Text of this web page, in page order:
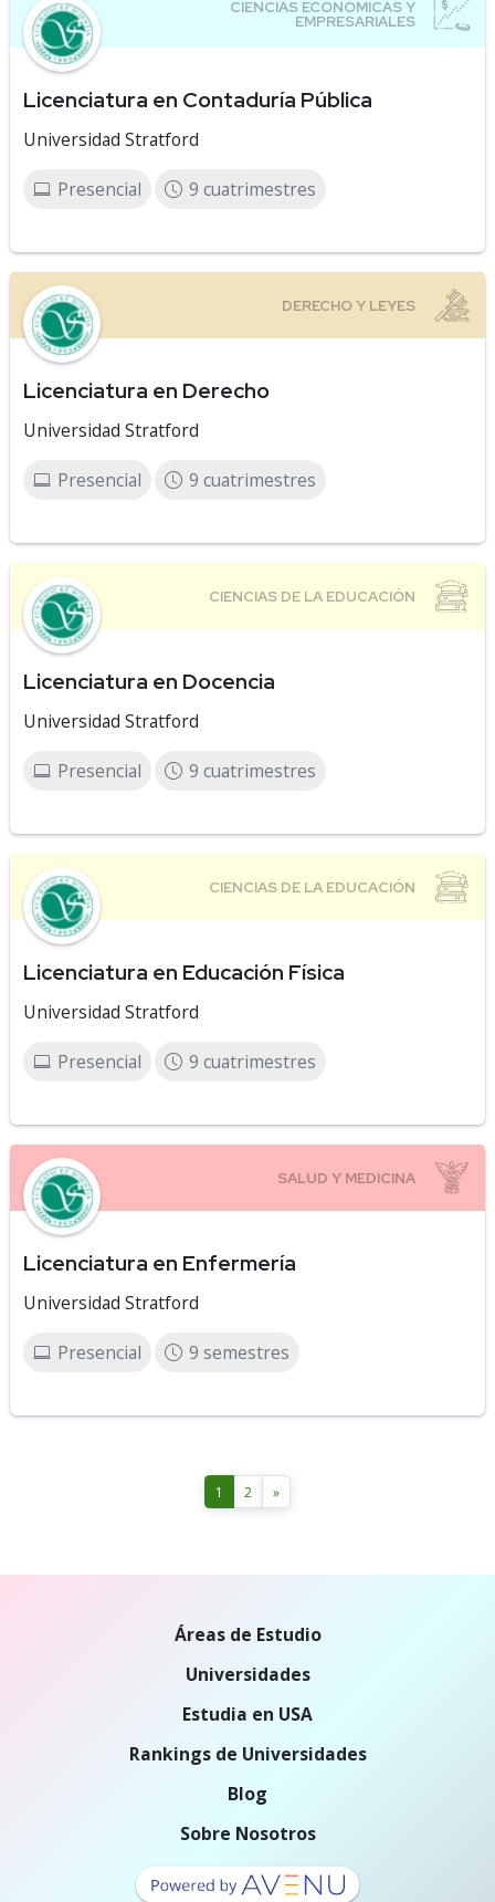
Licenciatura en Contaduría Pública
Universidad Stratford
Presencial 9 cuatrimestres
Licenciatura en Derecho
Universidad Stratford
Presencial 9 cuatrimestres
Licenciatura en Docencia
Universidad Stratford
Presencial 9 cuatrimestres
Licenciatura en Educación Física
Universidad Stratford
Presencial 9 cuatrimestres
Licenciatura en Enfermería
Universidad Stratford
Presencial 9 semestres
1 2 »
Áreas de Estudio
Universidades
Estudia en USA
Rankings de Universidades
Blog
Sobre Nosotros